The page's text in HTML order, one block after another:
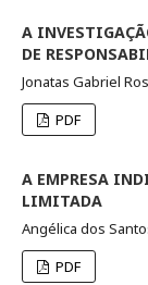
A
DE
Jonatas Gabriel
PDF
A EMPRESA
LIMITADA
Angélica dos
PDF